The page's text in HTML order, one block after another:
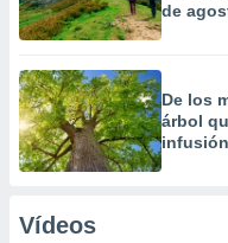
de
De los
árbol
Vídeos